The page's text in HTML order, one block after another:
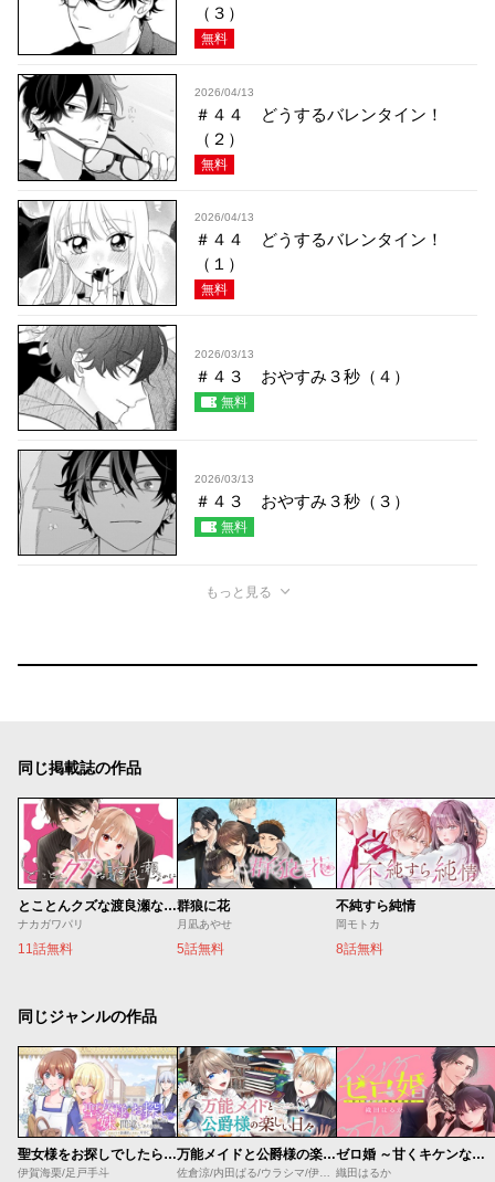
（３）
無料
2026/04/13
＃４４ どうするバレンタイン！
（２）
無料
2026/04/13
＃４４ どうするバレンタイン！
（１）
無料
2026/03/13
＃４３ おやすみ３秒（４）
無料
2026/03/13
＃４３ おやすみ３秒（３）
無料
もっと見る
同じ掲載誌の作品
とことんクズな渡良瀬なのに
ナカガワパリ
11話無料
群狼に花
月凪あやせ
5話無料
不純すら純情
岡モトカ
8話無料
同じジャンルの作品
聖女様をお探しでしたら妹で間違いありません。さあどうぞお連れください、今すぐ。
伊賀海栗/足戸手斗
万能メイドと公爵様の楽しい日々 ゼロ婚 ～甘くキケンな極秘任務～
織田はるか